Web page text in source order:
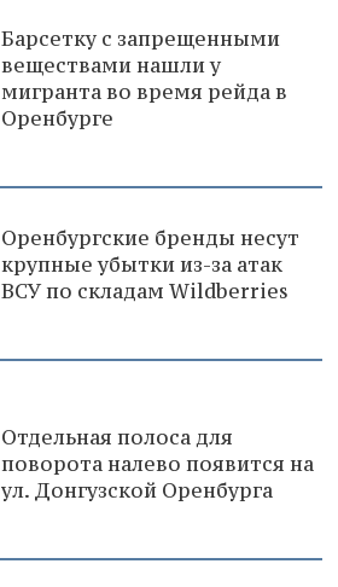
Барсетку с запрещенными
веществами нашли у
мигранта во время рейда в
Оренбурге
Оренбургские бренды несут
крупные убытки из-за атак
ВСУ по складам Wildberries
Отдельная полоса для
поворота налево появится на
ул. Донгузской Оренбурга